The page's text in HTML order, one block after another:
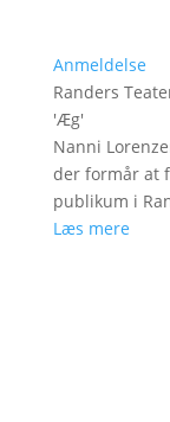
Anmeldelse
Randers
'Æg'
Nanni
der formår at
publikum i
Læs mere